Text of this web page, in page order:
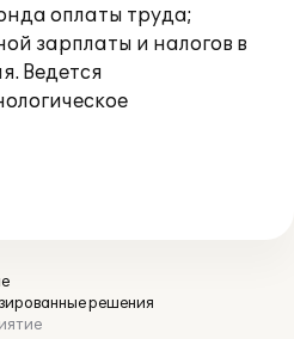
оплаты труда;
зарплаты и налогов в
Ведется
решения